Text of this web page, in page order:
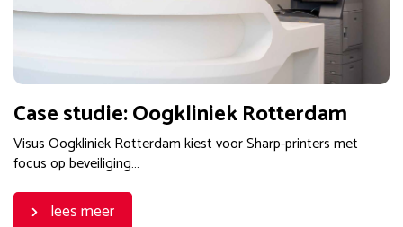
Case studie: Oogkliniek Rotterdam
Visus Oogkliniek Rotterdam kiest voor Sharp-printers met
focus op beveiliging…
lees meer